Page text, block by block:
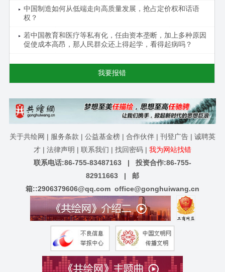
中国制造如何从低端走向高质量发展，抢占定价权和话语
权？
若中国教育和医疗等私有化，任由资本垄断，加上多种原因
促使成本高昂，那人民群众还上得起学，看得起病吗？
我要报错
关于共绘网 | 服务条款 | 公益基金榜 | 合作伙伴 | 刊登广告 | 诚聘英
才 | 法律声明 | 联系我们 | 找回密码 | 我为网站找错
联系电话:86-755-83487163 | 投资合作:86-755-
82911663 | 邮
箱::2906379606@qq.com office@gonghuiwang.cn